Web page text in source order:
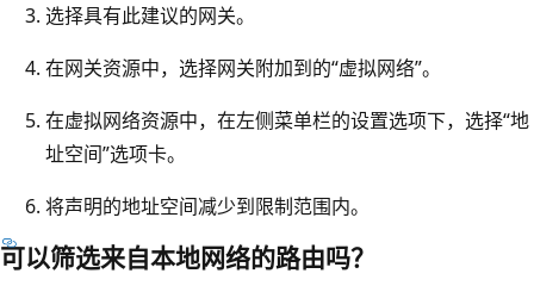
选择具有此建议的网关。
在网关资源中，选择网关附加到的“虚拟网络”。
在虚拟网络资源中，在左侧菜单栏的设置选项下，选择“地
址空间”选项卡。
将声明的地址空间减少到限制范围内。
可以筛选来自本地网络的路由吗？